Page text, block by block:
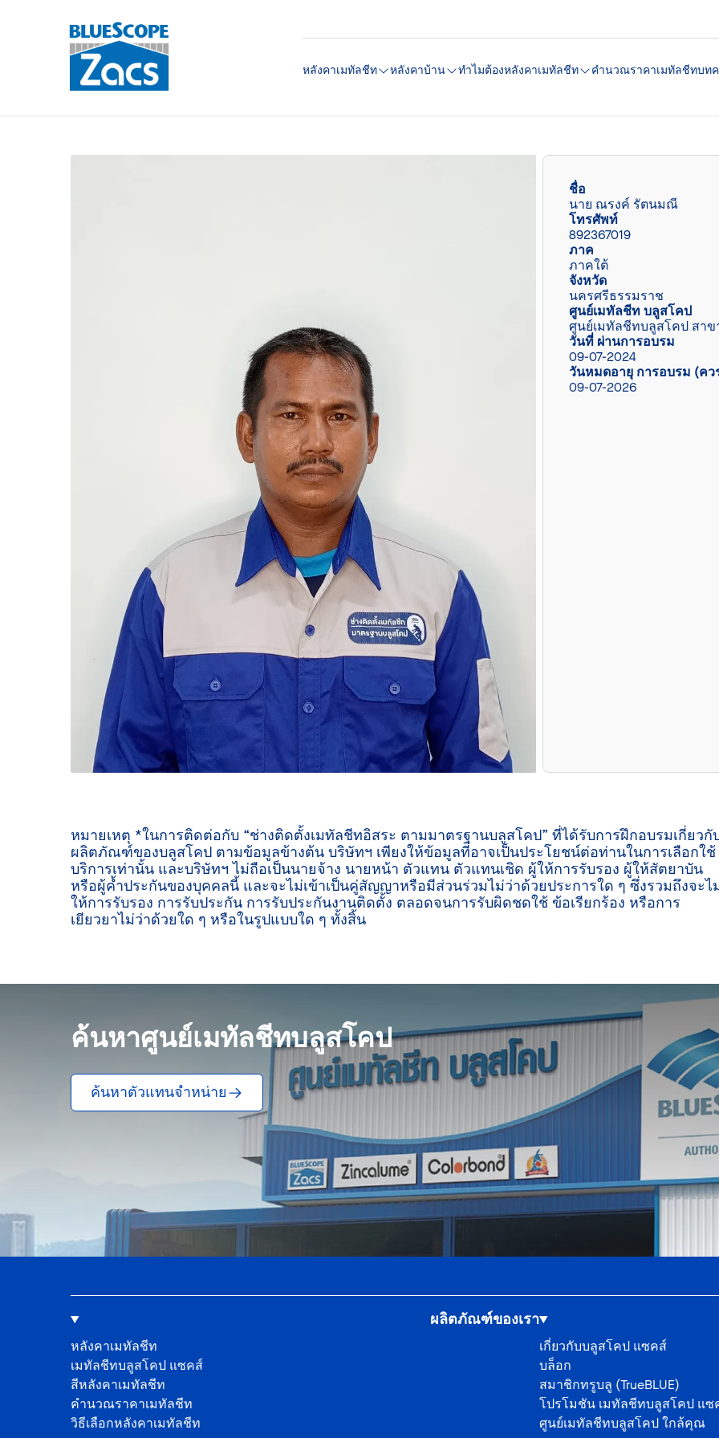
หลังคาเมทัลชีท หลังคาบ้าน ทำไมต้องหลังคาเมทัลชีท คํานวณราคาเมทัลชีทบท
ชื่อ
นาย ณรงค์ รัตนมณี
โทรศัพท์
892367019
ภาค
ภาคใต้
จังหวัด
นครศรีธรรมราช
ศูนย์เมทัลชีท บลูสโคป
ศูนย์เมทัลชีทบลูสโคป สา
วันที่ ผ่านการอบรม
09-07-2024
วันหมดอายุ การอบรม (ค
09-07-2026
หมายเหตุ *ในการติดต่อกับ “ช่างติดตั้งเมทัลชีทอิสระ ตามมาตรฐานบลูสโคป” ที่ได้รับการฝึกอบรมเกี่ยวกั
ผลิตภัณฑ์ของบลูสโคป ตามข้อมูลข้างต้น บริษัทฯ เพียงให้ข้อมูลที่อาจเป็นประโยชน์ต่อท่านในการเลือกใช้
บริการเท่านั้น และบริษัทฯ ไม่ถือเป็นนายจ้าง นายหน้า ตัวแทน ตัวแทนเชิด ผู้ให้การรับรอง ผู้ให้สัตยาบัน
หรือผู้ค้ำประกันของบุคคลนี้ และจะไม่เข้าเป็นคู่สัญญาหรือมีส่วนร่วมไม่ว่าด้วยประการใด ๆ ซึ่งรวมถึงจะไ
ให้การรับรอง การรับประกัน การรับประกันงานติดตั้ง ตลอดจนการรับผิดชดใช้ ข้อเรียกร้อง หรือการ
เยียวยาไม่ว่าด้วยใด ๆ หรือในรูปแบบใด ๆ ทั้งสิ้น
ค้นหาศูนย์เมทัลชีทบลูสโคป
ค้นหาตัวแทนจำหน่าย
ผลิตภัณฑ์ของเรา
หลังคาเมทัลชีท
เมทัลชีทบลูสโคป แซคส์
สีหลังคาเมทัลชีท
คํานวณราคาเมทัลชีท
วิธีเลือกหลังคาเมทัลชีท
เกี่ยวกับบลูสโคป แซคส์
บล็อก
สมาชิกทรูบลู (TrueBLUE)
โปรโมชัน เมทัลชีทบลูสโคป แซ
ศูนย์เมทัลชีทบลูสโคป ใกล้คุณ